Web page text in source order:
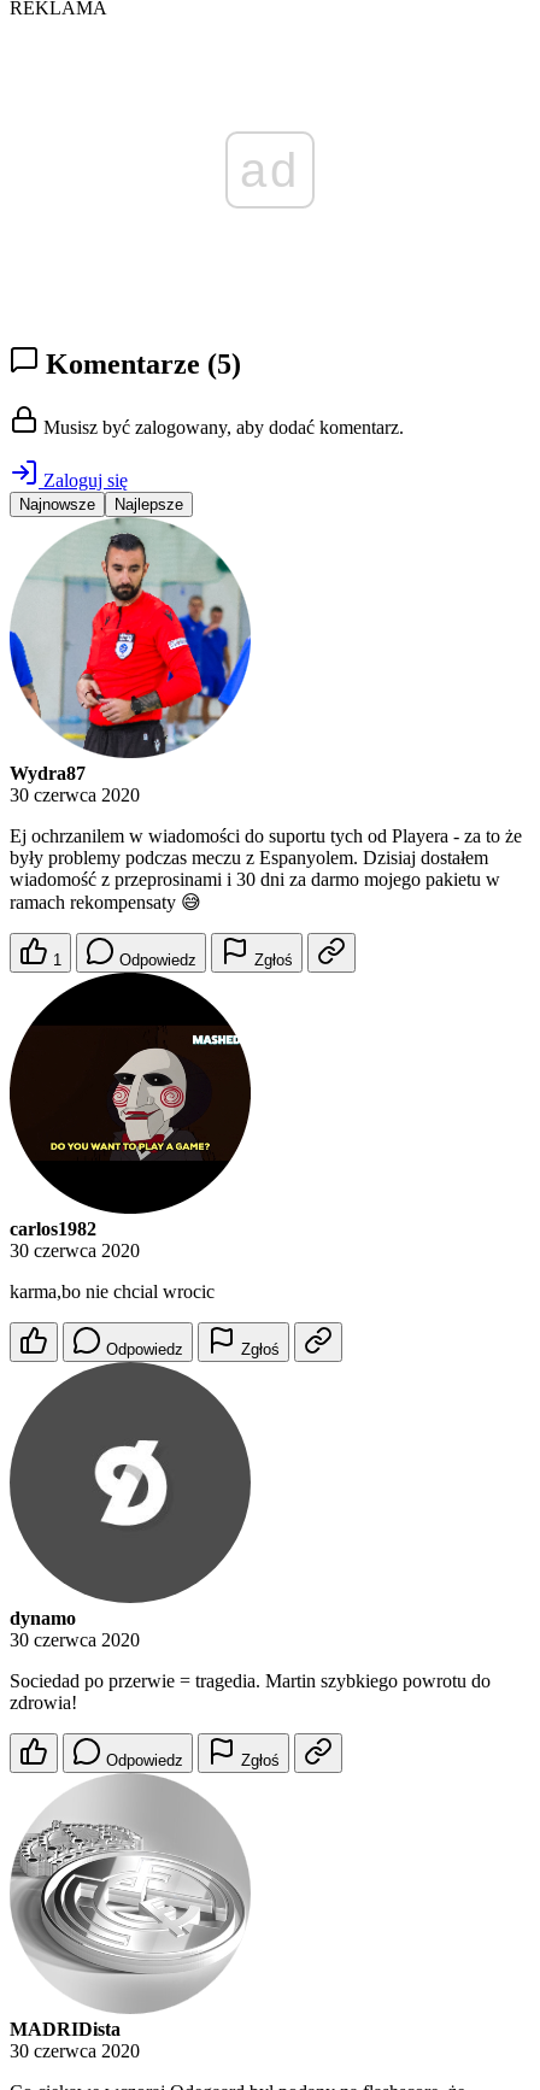
REKLAMA
ad
Komentarze (5)
Musisz być zalogowany, aby dodać komentarz.
Zaloguj się
Najnowsze Najlepsze
Wydra87
30 czerwca 2020
Ej ochrzanilem w wiadomości do suportu tych od Playera - za to że
były problemy podczas meczu z Espanyolem. Dzisiaj dostałem
wiadomość z przeprosinami i 30 dni za darmo mojego pakietu w
ramach rekompensaty 😅
1 Odpowiedz Zgłoś
carlos1982
30 czerwca 2020
karma,bo nie chcial wrocic
Odpowiedz Zgłoś
dynamo
30 czerwca 2020
Sociedad po przerwie = tragedia. Martin szybkiego powrotu do
zdrowia!
Odpowiedz Zgłoś
MADRIDista
30 czerwca 2020